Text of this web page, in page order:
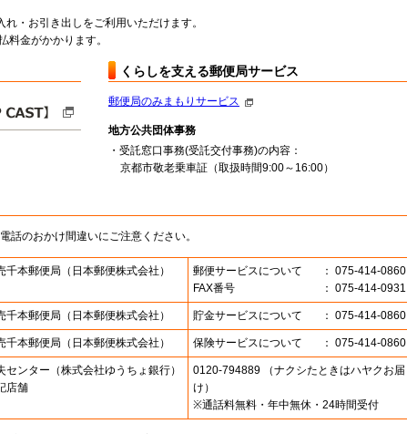
・お引き出しをご利用いただけます。
金がかかります。
くらしを支える郵便局サービス
郵便局のみまもりサービス
地方公共団体事務
・受託窓口事務(受託交付事務)の内容：
京都市敬老乗車証（取扱時間9:00～16:00）
のおかけ間違いにご注意ください。
千本郵便局 （日本郵便株式会社） 郵便サービスについて
： 075-414-0860
FAX番号
： 075-414-0931
千本郵便局 （日本郵便株式会社） 貯金サービスについて ： 075-414-0860
千本郵便局 （日本郵便株式会社） 保険サービスについて ： 075-414-0860
センター （株式会社ゆうちょ銀行）
店舗
0120-794889 （ナクシたときはハヤクお届
け）
※通話料無料・年中無休・24時間受付